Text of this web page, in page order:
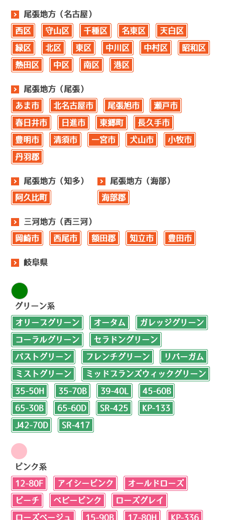
尾張地方（名古屋）
西区 守山区 千種区 名東区 天白区
緑区 北区 東区 中川区 中村区 昭和区
熱田区 中区 南区 港区
尾張地方（尾張）
あま市 北名古屋市 尾張旭市 瀬戸市
春日井市 日進市 東郷町 長久手市
豊明市 清須市 一宮市 犬山市 小牧市
丹羽郡
尾張地方（知多）
阿久比町
尾張地方（海部）
海部郡
三河地方（西三河）
岡崎市 西尾市 額田郡 知立市 豊田市
岐阜県
グリーン系
オリーブグリーン オータム ガレッジグリーン
コーラルグリーン セラドングリーン
パストグリーン フレンチグリーン リバーガム
ミストグリーン ミッドブランズウィックグリーン
35-50H 35-70B 39-40L 45-60B
65-30B 65-60D SR-425 KP-133
J42-70D SR-417
ピンク系
12-80F アイシーピンク オールドローズ
ピーチ ベビーピンク ローズグレイ
ローズベージュ 15-90B 17-80H KP-336